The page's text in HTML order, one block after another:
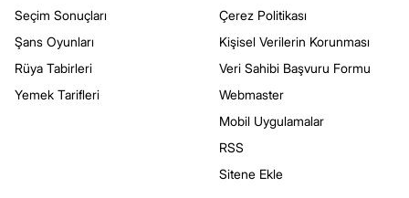
Seçim Sonuçları
Şans Oyunları
Rüya Tabirleri
Yemek Tarifleri
Çerez Politikası
Kişisel Verilerin Korunması
Veri Sahibi Başvuru Formu
Webmaster
Mobil Uygulamalar
RSS
Sitene Ekle